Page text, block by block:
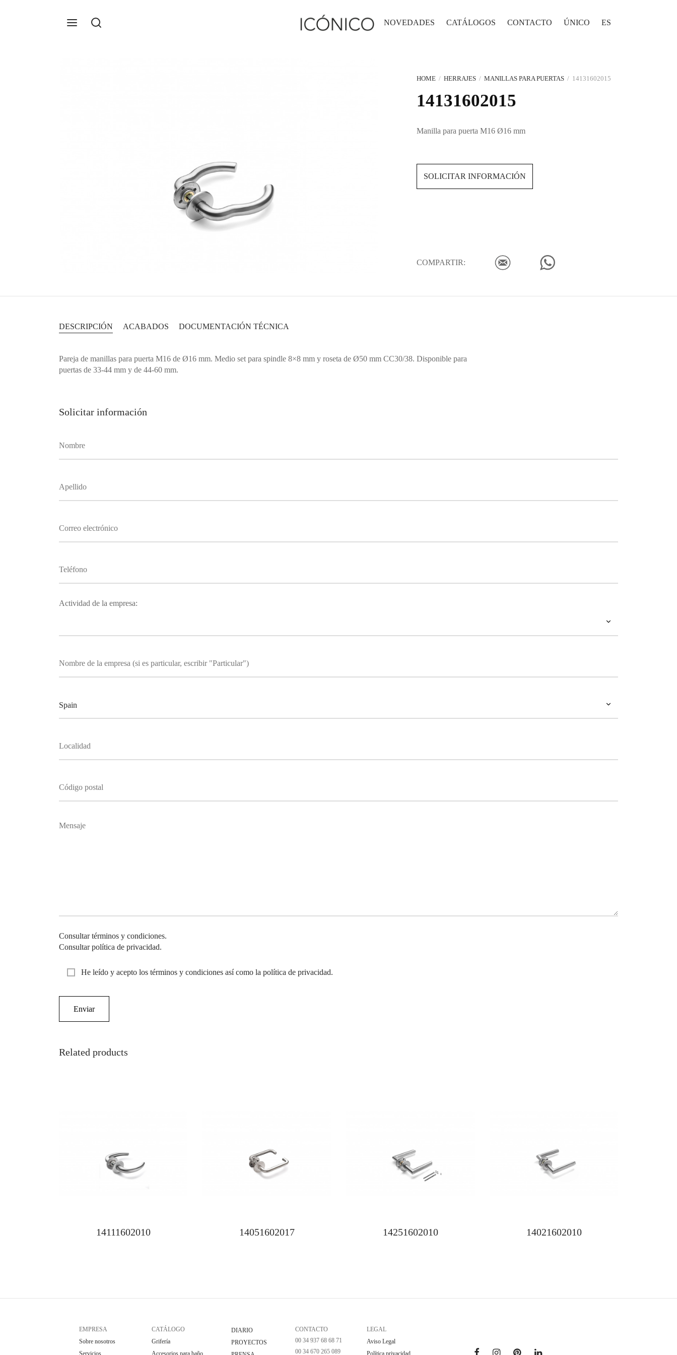
NOVEDADES CATÁLOGOS CONTACTO ÚNICO ES
HOME / HERRAJES / MANILLAS PARA PUERTAS / 14131602015
14131602015
Manilla para puerta M16 Ø16 mm
SOLICITAR INFORMACIÓN
COMPARTIR:
DESCRIPCIÓN ACABADOS DOCUMENTACIÓN TÉCNICA
Pareja de manillas para puerta M16 de Ø16 mm. Medio set para spindle 8×8 mm y roseta de Ø50 mm CC30/38. Disponible para
puertas de 33-44 mm y de 44-60 mm.
Solicitar información
Actividad de la empresa:
Consultar términos y condiciones.
Consultar política de privacidad.
He leído y acepto los términos y condiciones así como la política de privacidad.
Related products
14111602010 14051602017 14251602010 14021602010
EMPRESA
Sobre nosotros
Servicios
CATÁLOGO
Grifería
Accesorios para baño
DIARIO
PROYECTOS
CONTACTO
00 34 937 68 68 71
00 34 670 265 089
LEGAL
Aviso Legal
Política privacidad